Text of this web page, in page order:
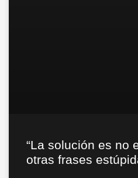
“La solución es no
otras frases